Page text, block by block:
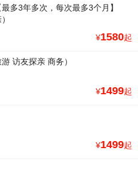
多3年多次，每次最多3个月】
¥1580起
访友探亲 商务）
¥1499起
¥1499起